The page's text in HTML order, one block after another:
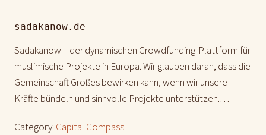
sadakanow.de
Sadakanow – der dynamischen Crowdfunding-Plattform für
muslimische Projekte in Europa. Wir glauben daran, dass die
Gemeinschaft Großes bewirken kann, wenn wir unsere
Kräfte bündeln und sinnvolle Projekte unterstützen.…
Category: Capital Compass